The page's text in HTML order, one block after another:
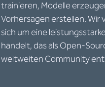
trainieren, Modelle
Vorhersagen erstellen. Wir
sich um eine
handelt, das als Open-
weltweiten Community